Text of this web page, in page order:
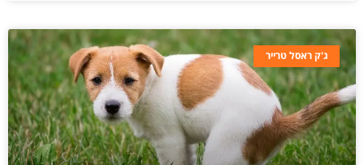
ג'ק ראסל טרייר